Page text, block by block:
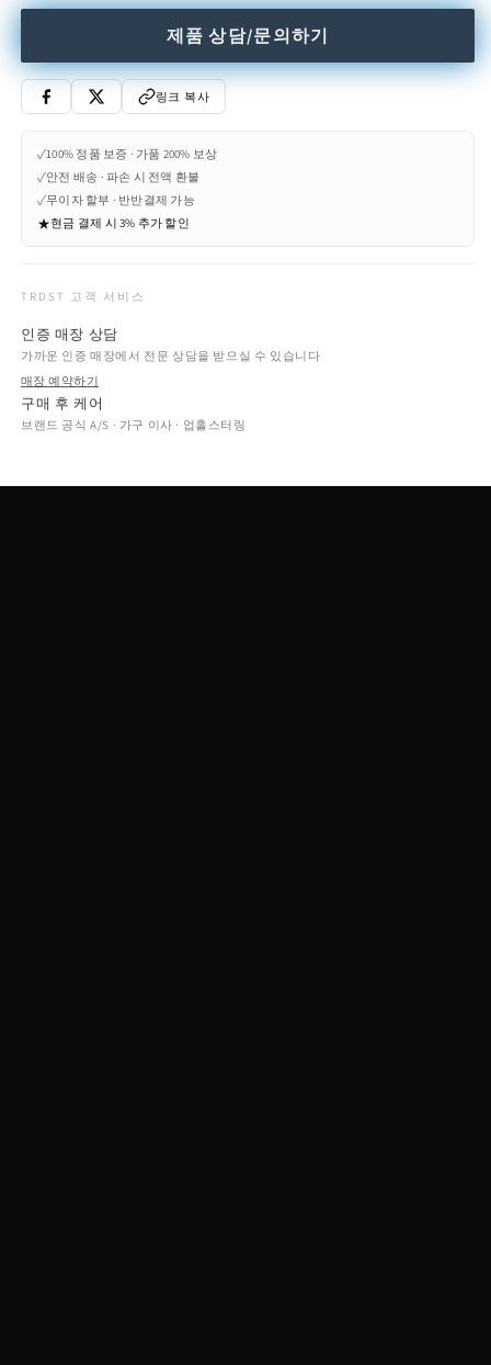
줄
늘
제품 상담/문의하기
링크 복사
✓100% 정품 보증 · 가품 200% 보상
✓안전 배송 · 파손 시 전액 환불
✓무이자 할부 · 반반결제 가능
★현금 결제 시 3% 추가 할인
TRDST 고객 서비스
인증 매장 상담
가까운 인증 매장에서 전문 상담을 받으실 수 있습니다
매장 예약하기
구매 후 케어
브랜드 공식 A/S · 가구 이사 · 업홀스터링